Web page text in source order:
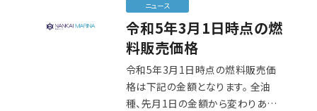
ニュース
令和5年3月1日時点の燃
料販売価格
令和5年3月1日時点の燃料販売価
格は下記の金額となります。 全油
種、先月1日の金額から変わりあり